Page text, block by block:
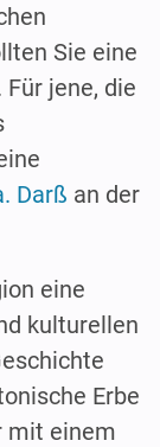
Sie eine
Für jene, die
Darß an der
eine
kulturellen
Erbe
mit einem